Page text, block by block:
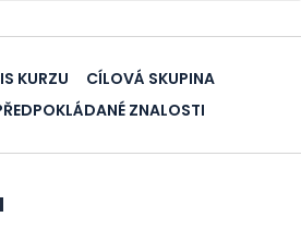
KURZU
CÍLOVÁ SKUPINA
ZNALOSTI